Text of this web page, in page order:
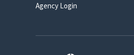
Agency Login